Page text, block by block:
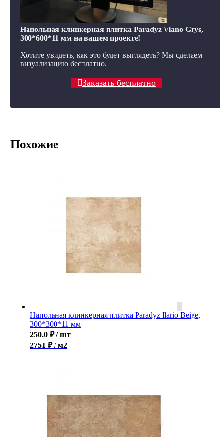
Напольная клинкерная плитка Paradyz Viano Grys,
300*600*11 мм на вашем проекте!
Хотите увидеть, как это будет выглядеть? Мы сделаем
визуализацию бесплатно.
Заказать бесплатно
Похожие
Напольная клинкерная плитка Paradyz Ilario Beige,
300*300*11 мм
250.0 ₽ / шт
2751 ₽ / м2